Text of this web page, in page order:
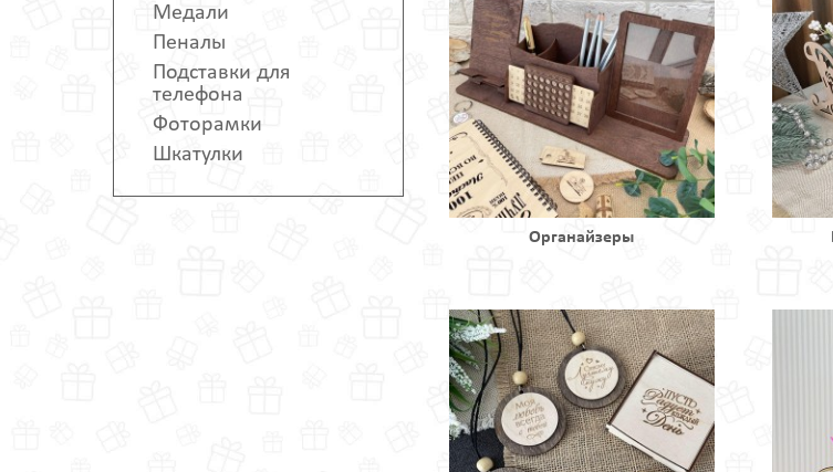
Медали
Пеналы
Подставки для
телефона
Фоторамки
Шкатулки
Органайзеры